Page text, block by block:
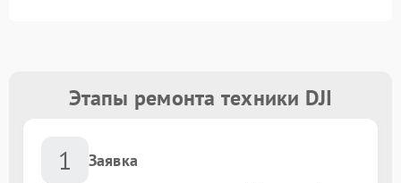
Этапы ремонта техники DJI
1 Заявка